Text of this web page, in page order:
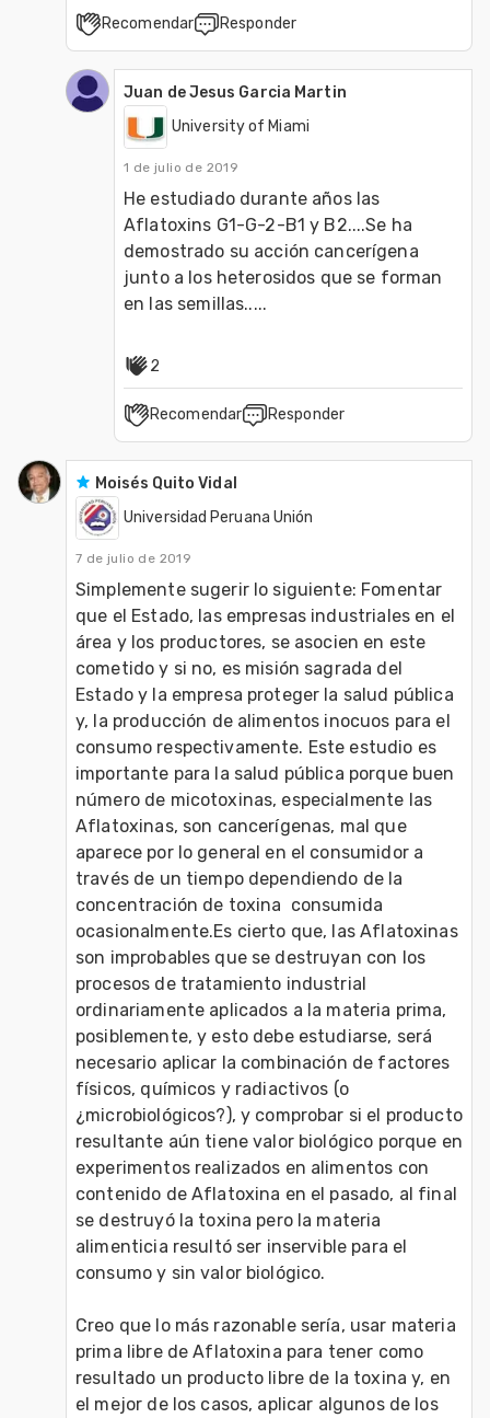
Recomendar Responder
Juan de Jesus Garcia Martin
University of Miami
1 de julio de 2019
He estudiado durante años las
Aflatoxins G1-G-2-B1 y B2....Se ha
demostrado su acción cancerígena
junto a los heterosidos que se forman
en las semillas.....
2
Recomendar Responder
Moisés Quito Vidal
Universidad Peruana Unión
7 de julio de 2019
Simplemente sugerir lo siguiente: Fomentar
que el Estado, las empresas industriales en el
área y los productores, se asocien en este
cometido y si no, es misión sagrada del
Estado y la empresa proteger la salud pública
y, la producción de alimentos inocuos para el
consumo respectivamente. Este estudio es
importante para la salud pública porque buen
número de micotoxinas, especialmente las
Aflatoxinas, son cancerígenas, mal que
aparece por lo general en el consumidor a
través de un tiempo dependiendo de la
concentración de toxina  consumida
ocasionalmente.Es cierto que, las Aflatoxinas
son improbables que se destruyan con los
procesos de tratamiento industrial
ordinariamente aplicados a la materia prima,
posiblemente, y esto debe estudiarse, será
necesario aplicar la combinación de factores
físicos, químicos y radiactivos (o
¿microbiológicos?), y comprobar si el producto
resultante aún tiene valor biológico porque en
experimentos realizados en alimentos con
contenido de Aflatoxina en el pasado, al final
se destruyó la toxina pero la materia
alimenticia resultó ser inservible para el
consumo y sin valor biológico.
Creo que lo más razonable sería, usar materia
prima libre de Aflatoxina para tener como
resultado un producto libre de la toxina y, en
el mejor de los casos, aplicar algunos de los